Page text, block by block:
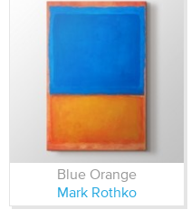
Blue Orange
Mark Rothko